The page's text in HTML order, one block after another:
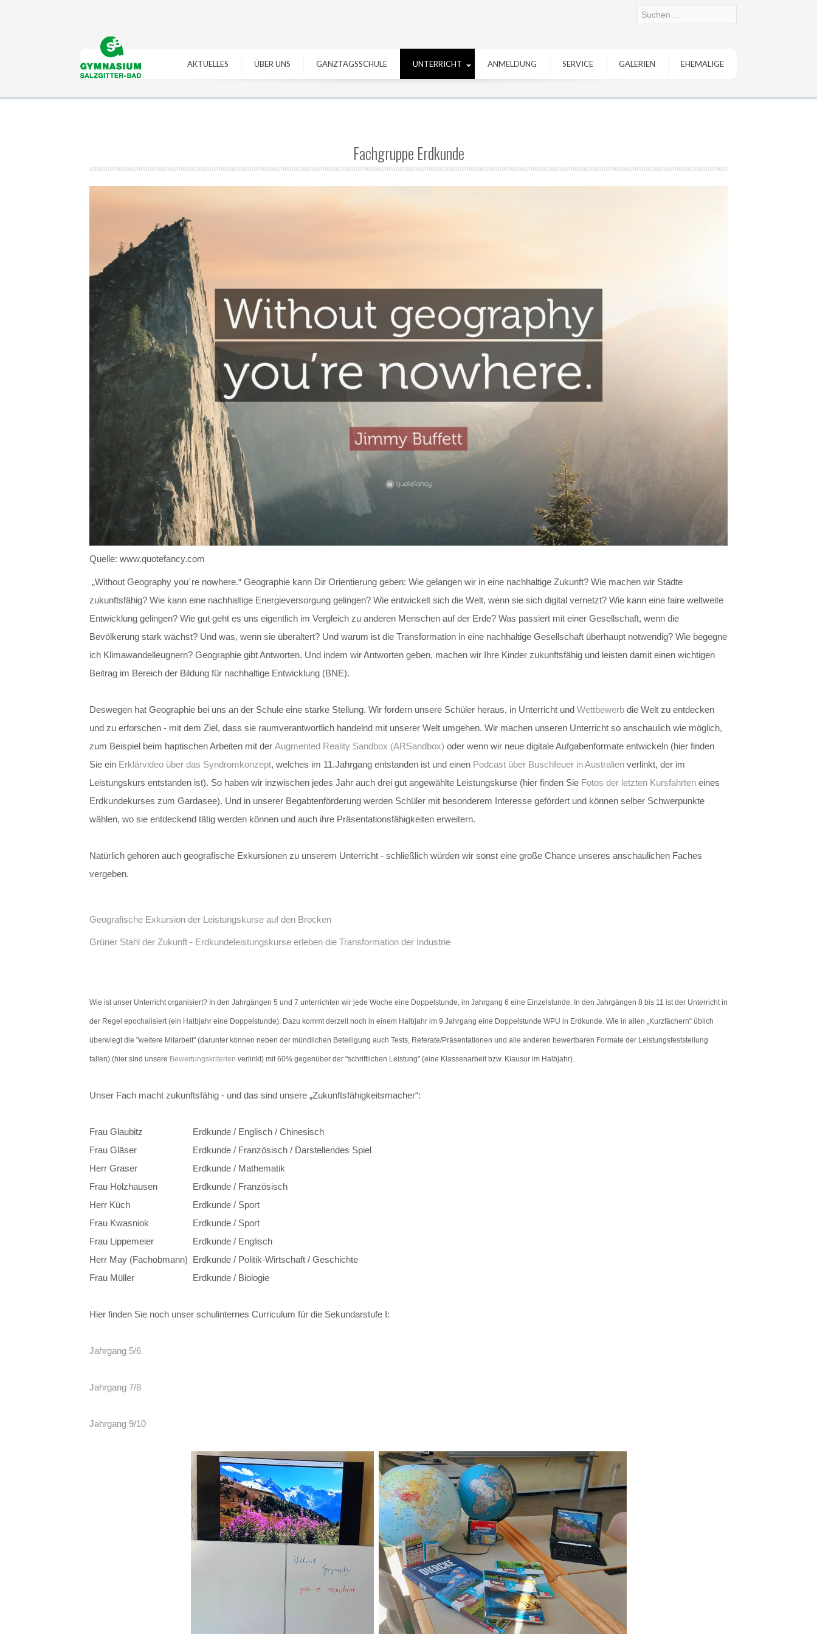
https://gymszbad.de/elvanse-
https://gymszbad.de/ritalin-
schweiz/https://gymszbad.de/vyvanse-
schweiz/https://gymszbad.de/elvanse-
rezeptfrei/https://gymszbad.de/attentin-
ohne-
rezept/https://gymszbad.de/adderall-
AKTUELLES ÜBER UNS GANZTAGSSCHULE UNTERRICHT ANMELDUNG SERVICE GALERIEN EHEMALIGE
Fachgruppe Erdkunde
Quelle: www.quotefancy.com
„Without Geography you´re nowhere.“ Geographie kann Dir Orientierung geben: Wie gelangen wir in eine nachhaltige Zukunft? Wie machen wir Städte
zukunftsfähig? Wie kann eine nachhaltige Energieversorgung gelingen? Wie entwickelt sich die Welt, wenn sie sich digital vernetzt? Wie kann eine faire weltweite
Entwicklung gelingen? Wie gut geht es uns eigentlich im Vergleich zu anderen Menschen auf der Erde? Was passiert mit einer Gesellschaft, wenn die
Bevölkerung stark wächst? Und was, wenn sie überaltert? Und warum ist die Transformation in eine nachhaltige Gesellschaft überhaupt notwendig? Wie begegne
ich Klimawandelleugnern? Geographie gibt Antworten. Und indem wir Antworten geben, machen wir Ihre Kinder zukunftsfähig und leisten damit einen wichtigen
Beitrag im Bereich der Bildung für nachhaltige Entwicklung (BNE).
Deswegen hat Geographie bei uns an der Schule eine starke Stellung. Wir fordern unsere Schüler heraus, in Unterricht und Wettbewerb die Welt zu entdecken
und zu erforschen - mit dem Ziel, dass sie raumverantwortlich handelnd mit unserer Welt umgehen. Wir machen unseren Unterricht so anschaulich wie möglich,
zum Beispiel beim haptischen Arbeiten mit der Augmented Reality Sandbox (ARSandbox) oder wenn wir neue digitale Aufgabenformate entwickeln (hier finden
Sie ein Erklärvideo über das Syndromkonzept, welches im 11.Jahrgang entstanden ist und einen Podcast über Buschfeuer in Australien verlinkt, der im
Leistungskurs entstanden ist). So haben wir inzwischen jedes Jahr auch drei gut angewählte Leistungskurse (hier finden Sie Fotos der letzten Kursfahrten eines
Erdkundekurses zum Gardasee). Und in unserer Begabtenförderung werden Schüler mit besonderem Interesse gefördert und können selber Schwerpunkte
wählen, wo sie entdeckend tätig werden können und auch ihre Präsentationsfähigkeiten erweitern.
Natürlich gehören auch geografische Exkursionen zu unserem Unterricht - schließlich würden wir sonst eine große Chance unseres anschaulichen Faches
vergeben.
Geografische Exkursion der Leistungskurse auf den Brocken
Grüner Stahl der Zukunft - Erdkundeleistungskurse erleben die Transformation der Industrie
Wie ist unser Unterricht organisiert? In den Jahrgängen 5 und 7 unterrichten wir jede Woche eine Doppelstunde, im Jahrgang 6 eine Einzelstunde. In den Jahrgängen 8 bis 11 ist der Unterricht in
der Regel epochalisiert (ein Halbjahr eine Doppelstunde). Dazu kommt derzeit noch in einem Halbjahr im 9.Jahrgang eine Doppelstunde WPU in Erdkunde. Wie in allen „Kurzfächern“ üblich
überwiegt die "weitere Mitarbeit" (darunter können neben der mündlichen Beteiligung auch Tests, Referate/Präsentationen und alle anderen bewertbaren Formate der Leistungsfeststellung
fallen) (hier sind unsere Bewertungskriterien verlinkt) mit 60% gegenüber der "schriftlichen Leistung" (eine Klassenarbeit bzw. Klausur im Halbjahr).
Unser Fach macht zukunftsfähig - und das sind unsere „Zukunftsfähigkeitsmacher“:
Frau Glaubitz
Erdkunde / Englisch / Chinesisch
Frau Gläser
Erdkunde / Französisch / Darstellendes Spiel
Herr Graser
Erdkunde / Mathematik
Frau Holzhausen
Erdkunde / Französisch
Herr Küch
Erdkunde / Sport
Frau Kwasniok
Erdkunde / Sport
Frau Lippemeier
Erdkunde / Englisch
Herr May (Fachobmann) Erdkunde / Politik-Wirtschaft / Geschichte
Frau Müller
Erdkunde / Biologie
Hier finden Sie noch unser schulinternes Curriculum für die Sekundarstufe I:
Jahrgang 5/6
Jahrgang 7/8
Jahrgang 9/10